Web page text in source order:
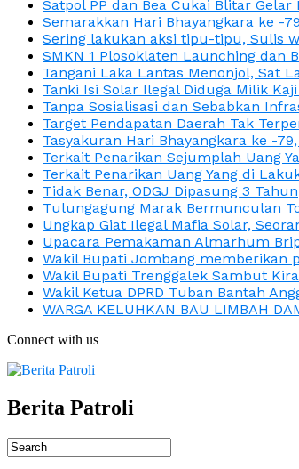
Satpol PP dan Bea Cukai Blitar
Semarakkan Hari Bhayangkara ke -
Sering lakukan aksi tipu-tipu, Sulis
SMKN 1 Plosoklaten Launching dan
Tangani Laka Lantas Menonjol, Sat
Tanki Isi Solar Ilegal Diduga Milik
Tanpa Sosialisasi dan Sebabkan
Target Pendapatan Daerah Tak
Tasyakuran Hari Bhayangkara ke -
Terkait Penarikan Sejumplah Uang
Terkait Penarikan Uang Yang di
Tidak Benar, ODGJ Dipasung 3 Tahun
Tulungagung Marak Bermunculan
Ungkap Giat Ilegal Mafia Solar,
Upacara Pemakaman Almarhum
Wakil Bupati Jombang memberikan
Wakil Bupati Trenggalek Sambut
Wakil Ketua DPRD Tuban Bantah
WARGA KELUHKAN BAU LIMBAH
Connect with us
Berita Patroli